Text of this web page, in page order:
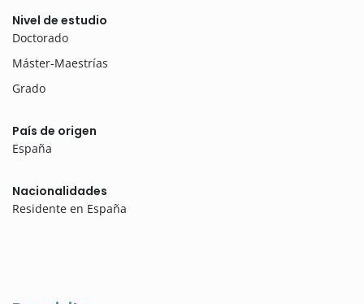
Nivel de estudio
Doctorado
Máster-Maestrías
Grado
País de origen
España
Nacionalidades
Residente en España